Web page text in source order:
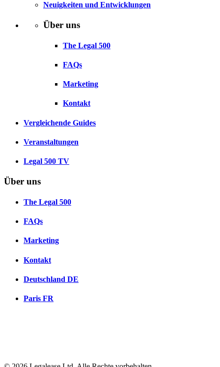
Neuigkeiten und Entwicklungen
Über uns
The Legal 500
FAQs
Marketing
Kontakt
Vergleichende Guides
Veranstaltungen
Legal 500 TV
Über uns
The Legal 500
FAQs
Marketing
Kontakt
Deutschland DE
Paris FR